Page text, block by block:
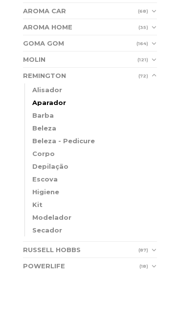
AROMA CAR (68)
AROMA HOME (35)
GOMA GOM (164)
MOLIN (121)
REMINGTON (72)
Alisador
Aparador
Barba
Beleza
Beleza - Pedicure
Corpo
Depilação
Escova
Higiene
Kit
Modelador
Secador
RUSSELL HOBBS (87)
POWERLIFE (18)